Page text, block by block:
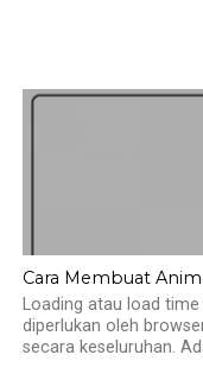
Cara Membuat
Loading atau load
diperlukan oleh
secara keseluruhan.